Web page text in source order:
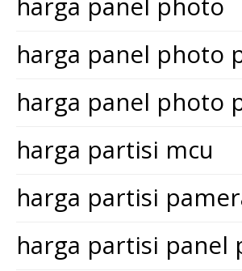
harga panel photo
harga panel photo
harga partisi mcu
harga partisi
harga partisi panel